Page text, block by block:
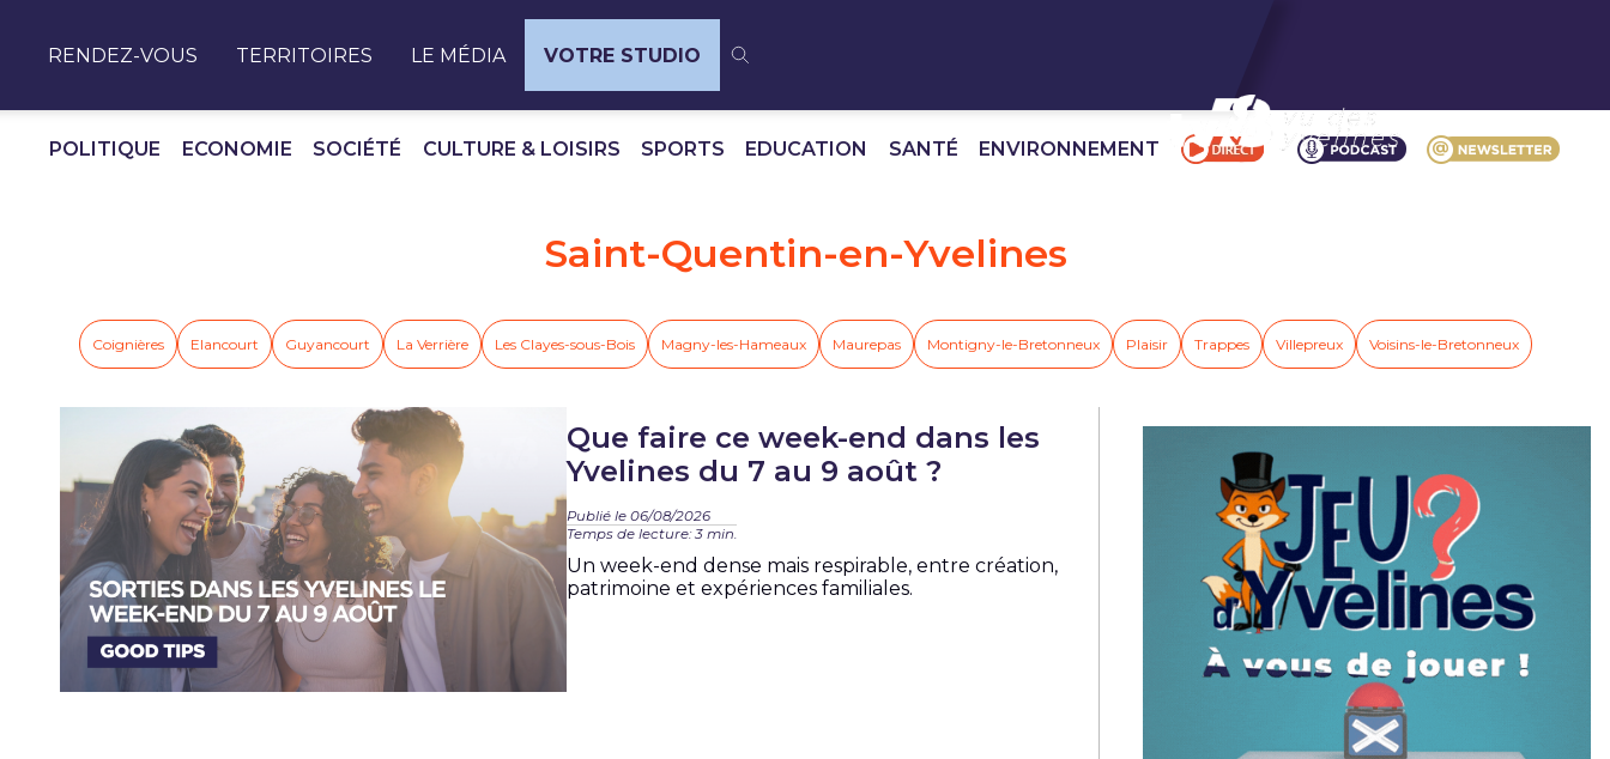
RENDEZ-VOUS TERRITOIRES LE MÉDIA VOTRE STUDIO
POLITIQUE ECONOMIE SOCIÉTÉ CULTURE & LOISIRS SPORTS EDUCATION SANTÉ ENVIRONNEMENT
Saint-Quentin-en-Yvelines
Coignières Elancourt Guyancourt La Verrière Les Clayes-sous-Bois Magny-les-Hameaux Maurepas Montigny-le-Bretonneux Plaisir Trappes Villepreux Voisins-le-Bretonneux
Que faire ce week-end dans les
Yvelines du 7 au 9 août ?
Publié le 06/08/2026
Temps de lecture: 3 min.
Un week-end dense mais respirable, entre création,
patrimoine et expériences familiales.